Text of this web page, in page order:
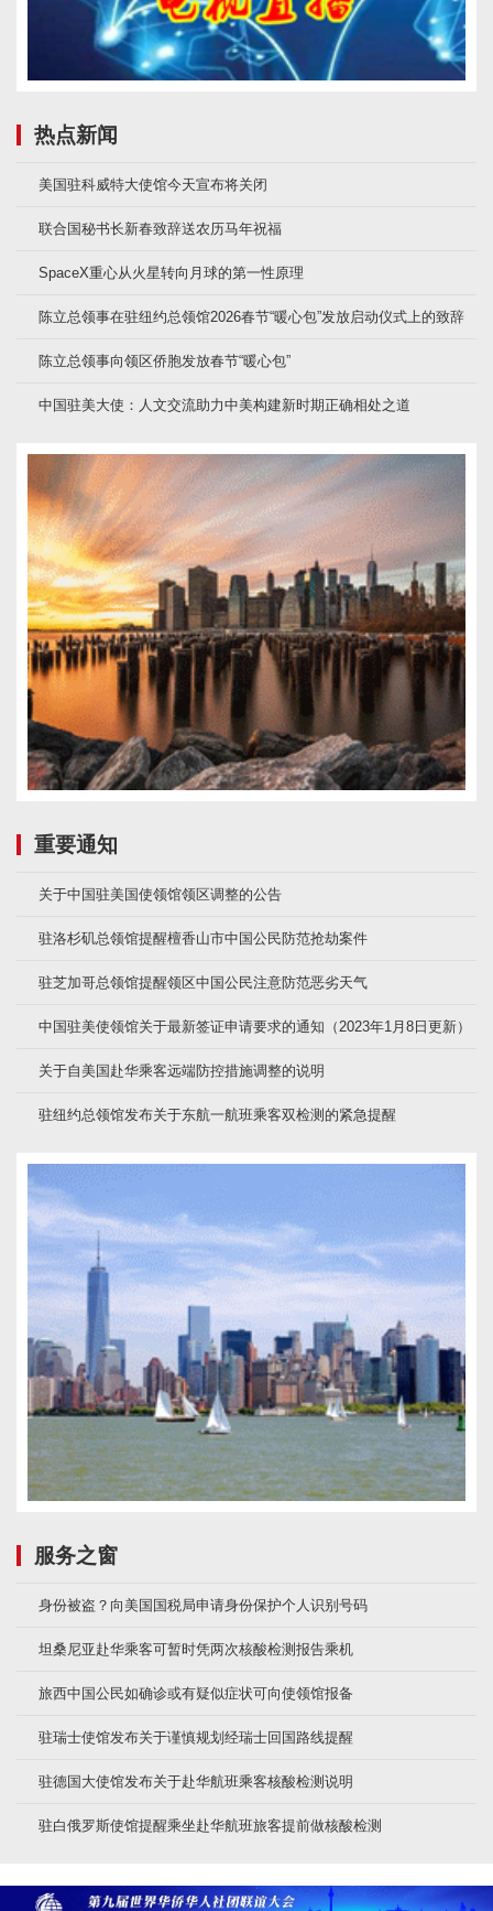
热点新闻
美国驻科威特大使馆今天宣布将关闭
联合国秘书长新春致辞送农历马年祝福
SpaceX重心从火星转向月球的第一性原理
陈立总领事在驻纽约总领馆2026春节“暖心包”发放启动仪式上的致辞
陈立总领事向领区侨胞发放春节“暖心包”
中国驻美大使：人文交流助力中美构建新时期正确相处之道
重要通知
关于中国驻美国使领馆领区调整的公告
驻洛杉矶总领馆提醒檀香山市中国公民防范抢劫案件
驻芝加哥总领馆提醒领区中国公民注意防范恶劣天气
中国驻美使领馆关于最新签证申请要求的通知（2023年1月8日更新）
关于自美国赴华乘客远端防控措施调整的说明
驻纽约总领馆发布关于东航一航班乘客双检测的紧急提醒
服务之窗
身份被盗？向美国国税局申请身份保护个人识别号码
坦桑尼亚赴华乘客可暂时凭两次核酸检测报告乘机
旅西中国公民如确诊或有疑似症状可向使领馆报备
驻瑞士使馆发布关于谨慎规划经瑞士回国路线提醒
驻德国大使馆发布关于赴华航班乘客核酸检测说明
驻白俄罗斯使馆提醒乘坐赴华航班旅客提前做核酸检测